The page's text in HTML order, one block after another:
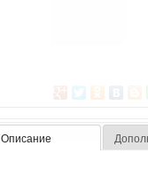
Описание